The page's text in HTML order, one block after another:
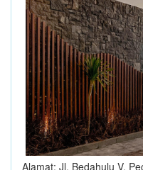
Alamat: Jl. Bedahulu V,